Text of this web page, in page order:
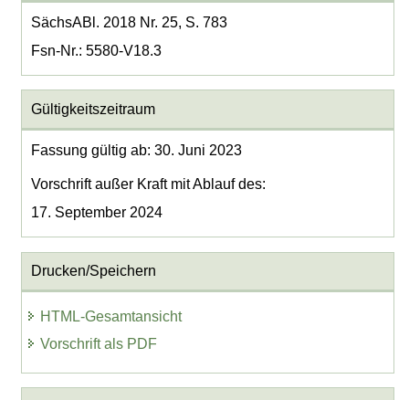
SächsABl. 2018 Nr. 25, S. 783
Fsn-Nr.: 5580-V18.3
Gültigkeitszeitraum
Fassung gültig ab: 30. Juni 2023
Vorschrift außer Kraft mit Ablauf des:
17. September 2024
Drucken/Speichern
HTML-Gesamtansicht
Vorschrift als PDF